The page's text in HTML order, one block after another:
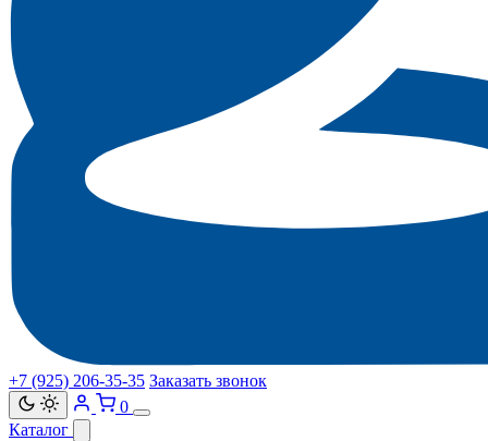
+7 (925) 206‑35‑35 Заказать звонок
0
Каталог